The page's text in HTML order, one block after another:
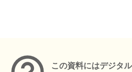
この資料にはデジタ